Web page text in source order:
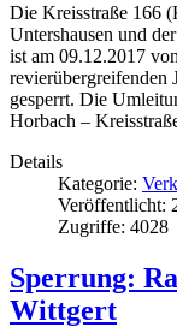
Die Kreisstraße 166
Untershausen und
ist am 09.12.2017
revierübergreifenden
gesperrt. Die
Horbach –
Details
Kategorie:
Veröffentlicht:
Zugriffe: 4028
Sperrung:
Wittgert